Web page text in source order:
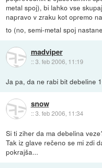
metal spoj), bi lahko vse
napravo v zraku kot opremo
to (no, semi-metal spoj
madviper
::3. feb 2006, 11:19
Ja pa, da ne rabi bit debeline
snow
::3. feb 2006, 11:34
Si ti ziher da ma debelina
Tak iz glave rečeno se mi zdi
pokrajša...